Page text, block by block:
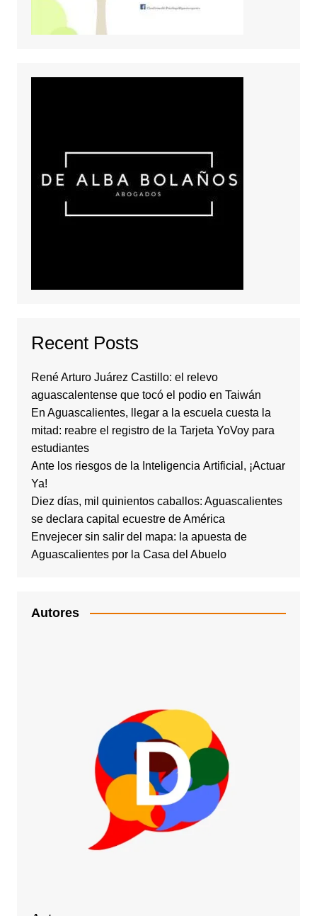
Recent Posts
René Arturo Juárez Castillo: el relevo
aguascalentense que tocó el podio en Taiwán
En Aguascalientes, llegar a la escuela cuesta la
mitad: reabre el registro de la Tarjeta YoVoy para
estudiantes
Ante los riesgos de la Inteligencia Artificial, ¡Actuar
Ya!
Diez días, mil quinientos caballos: Aguascalientes
se declara capital ecuestre de América
Envejecer sin salir del mapa: la apuesta de
Aguascalientes por la Casa del Abuelo
Autores